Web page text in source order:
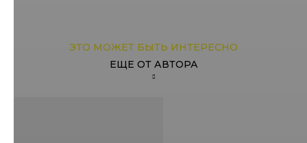
ЭТО МОЖЕТ БЫТЬ ИНТЕРЕСНО
ЕЩЕ ОТ АВТОРА